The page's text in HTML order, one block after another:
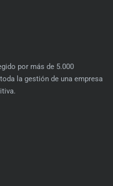
por más de 5.000
la gestión de una empresa